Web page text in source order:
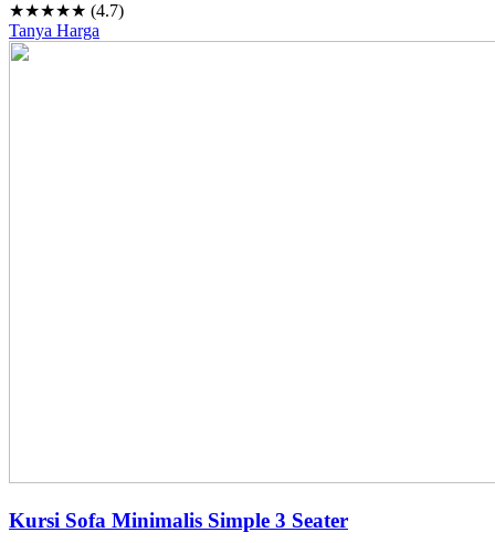
★★★★★ (4.7)
Tanya Harga
Kursi Sofa Minimalis Simple 3 Seater